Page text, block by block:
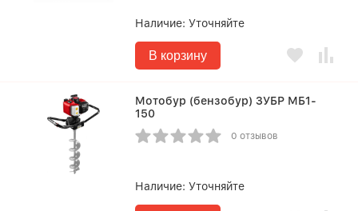
Наличие:Уточняйте
В корзину
Мотобур (бензобур) ЗУБР МБ1-
150
0 отзывов
Наличие:Уточняйте